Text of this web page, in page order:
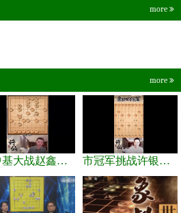
more
more
郭中基大战赵鑫鑫，许银川激情讲解 市冠军挑战许银川，急进中兵变化真激烈！